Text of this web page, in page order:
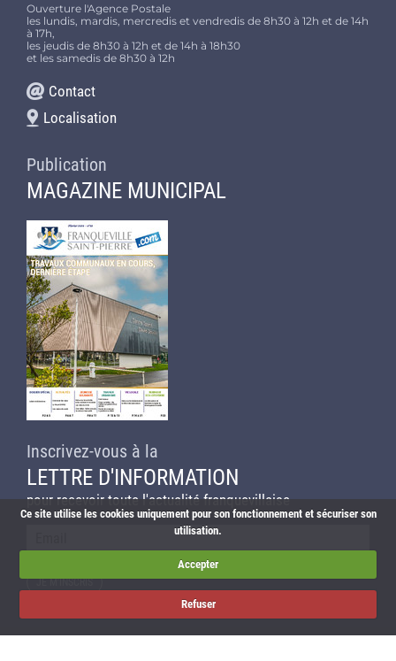
Ce site utilise les cookies uniquement pour son fonctionnement et sécuriser son
utilisation.
Accepter
Refuser
Ouverture l'Agence Postale
les lundis, mardis, mercredis et vendredis de 8h30 à 12h et de 14h
à 17h,
les jeudis de 8h30 à 12h et de 14h à 18h30
et les samedis de 8h30 à 12h
Contact
Localisation
Publication
MAGAZINE MUNICIPAL
Inscrivez-vous à la
LETTRE D'INFORMATION
pour recevoir toute l'actualité franquevillaise